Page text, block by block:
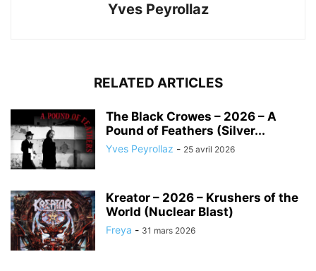
Yves Peyrollaz
RELATED ARTICLES
The Black Crowes – 2026 – A
Pound of Feathers (Silver...
Yves Peyrollaz - 25 avril 2026
Kreator – 2026 – Krushers of the
World (Nuclear Blast)
Freya - 31 mars 2026